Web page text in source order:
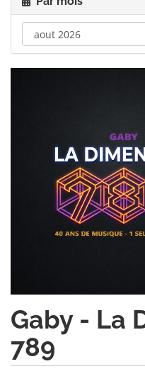
Gaby - La
789